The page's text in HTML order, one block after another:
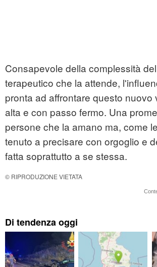
Consapevole della complessità
terapeutico che la attende,
pronta ad affrontare questo nuovo
alta e con passo fermo. Una
persone che la amano ma, come
tenuto a precisare con orgoglio e
fatta soprattutto a se stessa.
© RIPRODUZIONE VIETATA
Di tendenza oggi